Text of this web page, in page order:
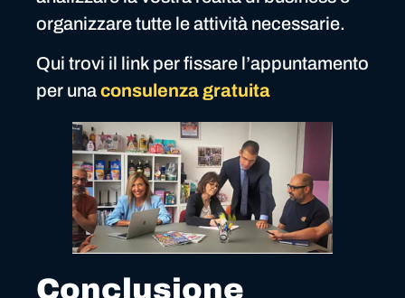
organizzare tutte le attività necessarie.
Qui trovi il link per fissare l’appuntamento
per unaconsulenza gratuita
Conclusione